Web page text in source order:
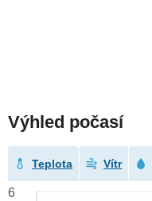
Výhled počasí
Teplota Vítr
6